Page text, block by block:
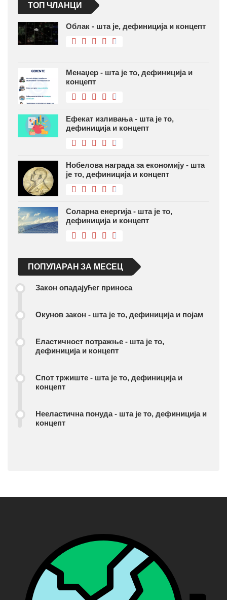
ТОП ЧЛАНЦИ
Облак - шта је, дефиниција и концепт
Менаџер - шта је то, дефиниција и
концепт
Ефекат изливања - шта је то,
дефиниција и концепт
Нобелова награда за економију - шта
је то, дефиниција и концепт
Соларна енергија - шта је то,
дефиниција и концепт
ПОПУЛАРАН ЗА МЕСЕЦ
Закон опадајућег приноса
Окунов закон - шта је то, дефиниција и појам
Еластичност потражње - шта је то,
дефиниција и концепт
Спот тржиште - шта је то, дефиниција и
концепт
Нееластична понуда - шта је то, дефиниција и
концепт